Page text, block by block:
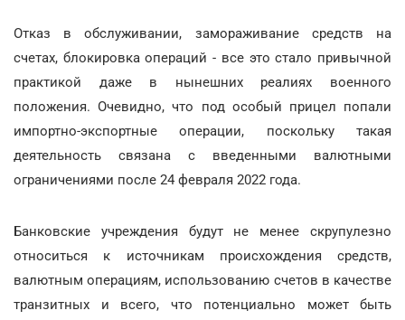
Отказ в обслуживании, замораживание средств на
счетах, блокировка операций - все это стало привычной
практикой даже в нынешних реалиях военного
положения. Очевидно, что под особый прицел попали
импортно-экспортные операции, поскольку такая
деятельность связана с введенными валютными
ограничениями после 24 февраля 2022 года.
Банковские учреждения будут не менее скрупулезно
относиться к источникам происхождения средств,
валютным операциям, использованию счетов в качестве
транзитных и всего, что потенциально может быть